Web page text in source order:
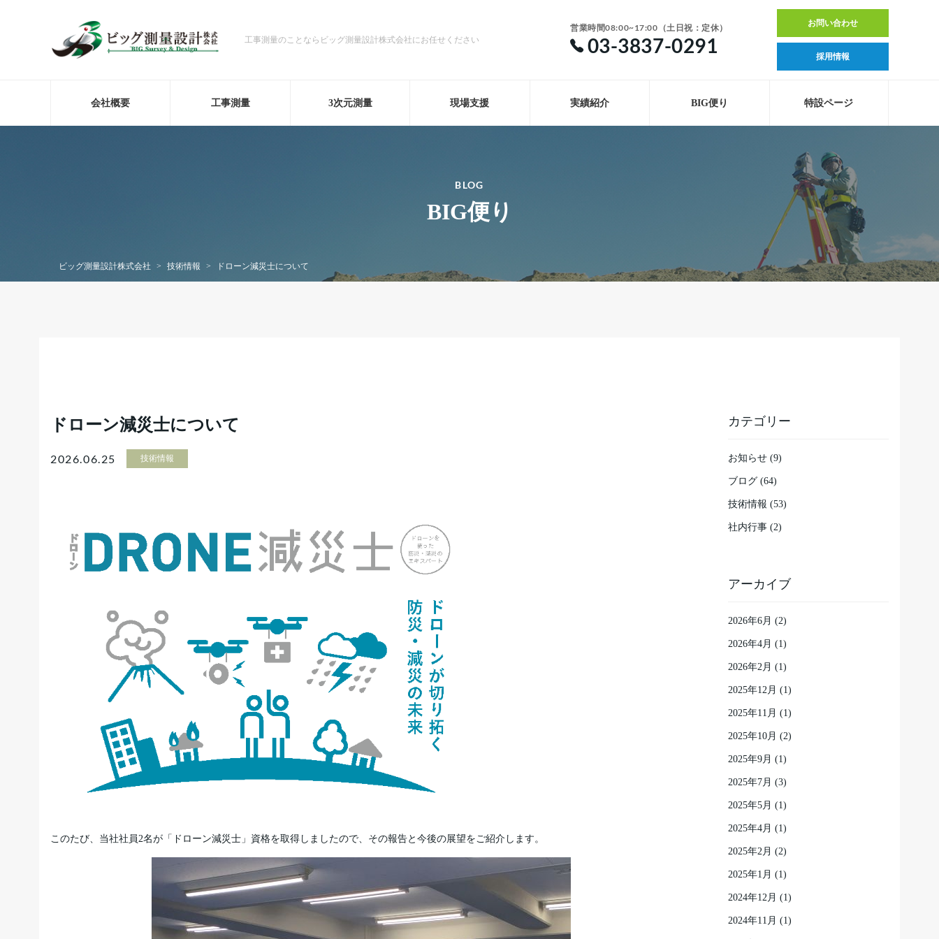
工事測量のことならビッグ測量設計株式会社にお任せください
営業時間08:00~17:00（土日祝：定休）
03-3837-0291
お問い合わせ
採用情報
会社概要 工事測量 3次元測量 現場支援 実績紹介 BIG便り 特設ページ
BLOG
BIG便り
ビッグ測量設計株式会社 > 技術情報 > ドローン減災士について
ドローン減災士について
2026.06.25 技術情報
このたび、当社社員2名が「ドローン減災士」資格を取得しましたので、その報告と今後の展望をご紹介します。
カテゴリー
お知らせ (9)
ブログ (64)
技術情報 (53)
社内行事 (2)
アーカイブ
2026年6月 (2)
2026年4月 (1)
2026年2月 (1)
2025年12月 (1)
2025年11月 (1)
2025年10月 (2)
2025年9月 (1)
2025年7月 (3)
2025年5月 (1)
2025年4月 (1)
2025年2月 (2)
2025年1月 (1)
2024年12月 (1)
2024年11月 (1)